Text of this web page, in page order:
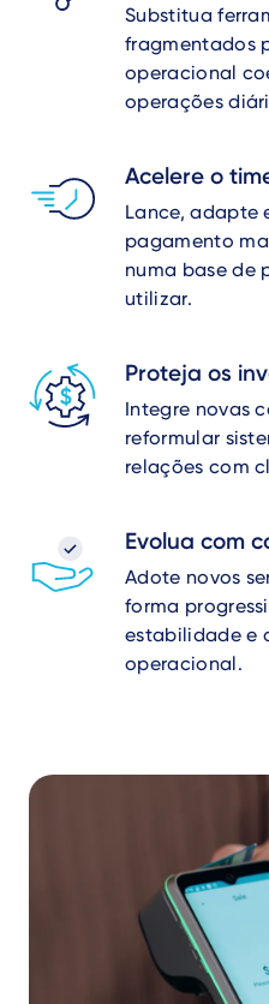
Substitua
fragmentados
operacional
operações
Acelere o
Lance, adapte
pagamento
numa base de
utilizar.
Proteja os
Integre novas
reformular
relações com
Evolua com
Adote novos
forma
estabilidade e
operacional.